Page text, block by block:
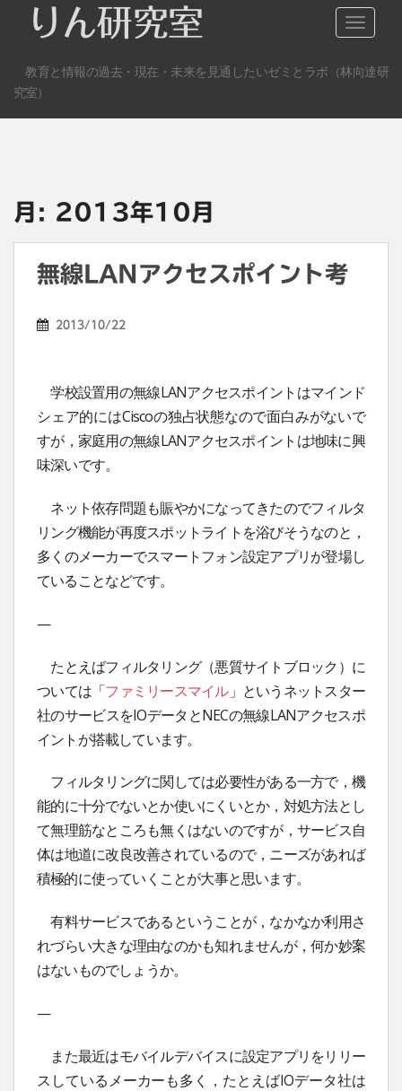
o
りん研究室
教育と情報の過去・現在・未来を見通したいゼミとラボ（林向達研
究室）
月: 2013年10月
無線LANアクセスポイント考
2013/10/22
学校設置用の無線LANアクセスポイントはマインド
シェア的にはCiscoの独占状態なので面白みがないで
すが，家庭用の無線LANアクセスポイントは地味に興
味深いです。
ネット依存問題も賑やかになってきたのでフィルタ
リング機能が再度スポットライトを浴びそうなのと，
多くのメーカーでスマートフォン設定アプリが登場し
ていることなどです。
—
たとえばフィルタリング（悪質サイトブロック）に
ついては「ファミリースマイル」というネットスター
社のサービスをIOデータとNECの無線LANアクセスポ
イントが搭載しています。
フィルタリングに関しては必要性がある一方で，機
能的に十分でないとか使いにくいとか，対処方法とし
て無理筋なところも無くはないのですが，サービス自
体は地道に改良改善されているので，ニーズがあれば
積極的に使っていくことが大事と思います。
有料サービスであるということが，なかなか利用さ
れづらい大きな理由なのかも知れませんが，何か妙案
はないものでしょうか。
—
また最近はモバイルデバイスに設定アプリをリリー
スしているメーカーも多く，たとえばIOデータ社は